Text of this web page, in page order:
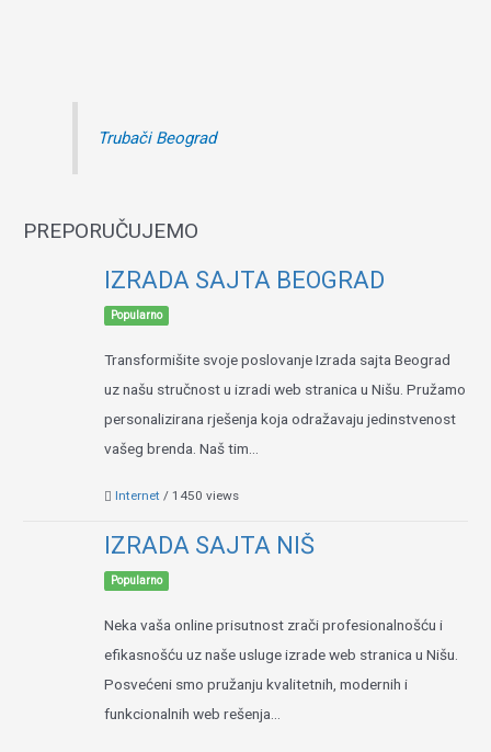
Trubači Beograd
PREPORUČUJEMO
IZRADA SAJTA BEOGRAD
Popularno
Transformišite svoje poslovanje Izrada sajta Beograd
uz našu stručnost u izradi web stranica u Nišu. Pružamo
personalizirana rješenja koja odražavaju jedinstvenost
vašeg brenda. Naš tim...
Internet / 1450 views
IZRADA SAJTA NIŠ
Popularno
Neka vaša online prisutnost zrači profesionalnošću i
efikasnošću uz naše usluge izrade web stranica u Nišu.
Posvećeni smo pružanju kvalitetnih, modernih i
funkcionalnih web rešenja...